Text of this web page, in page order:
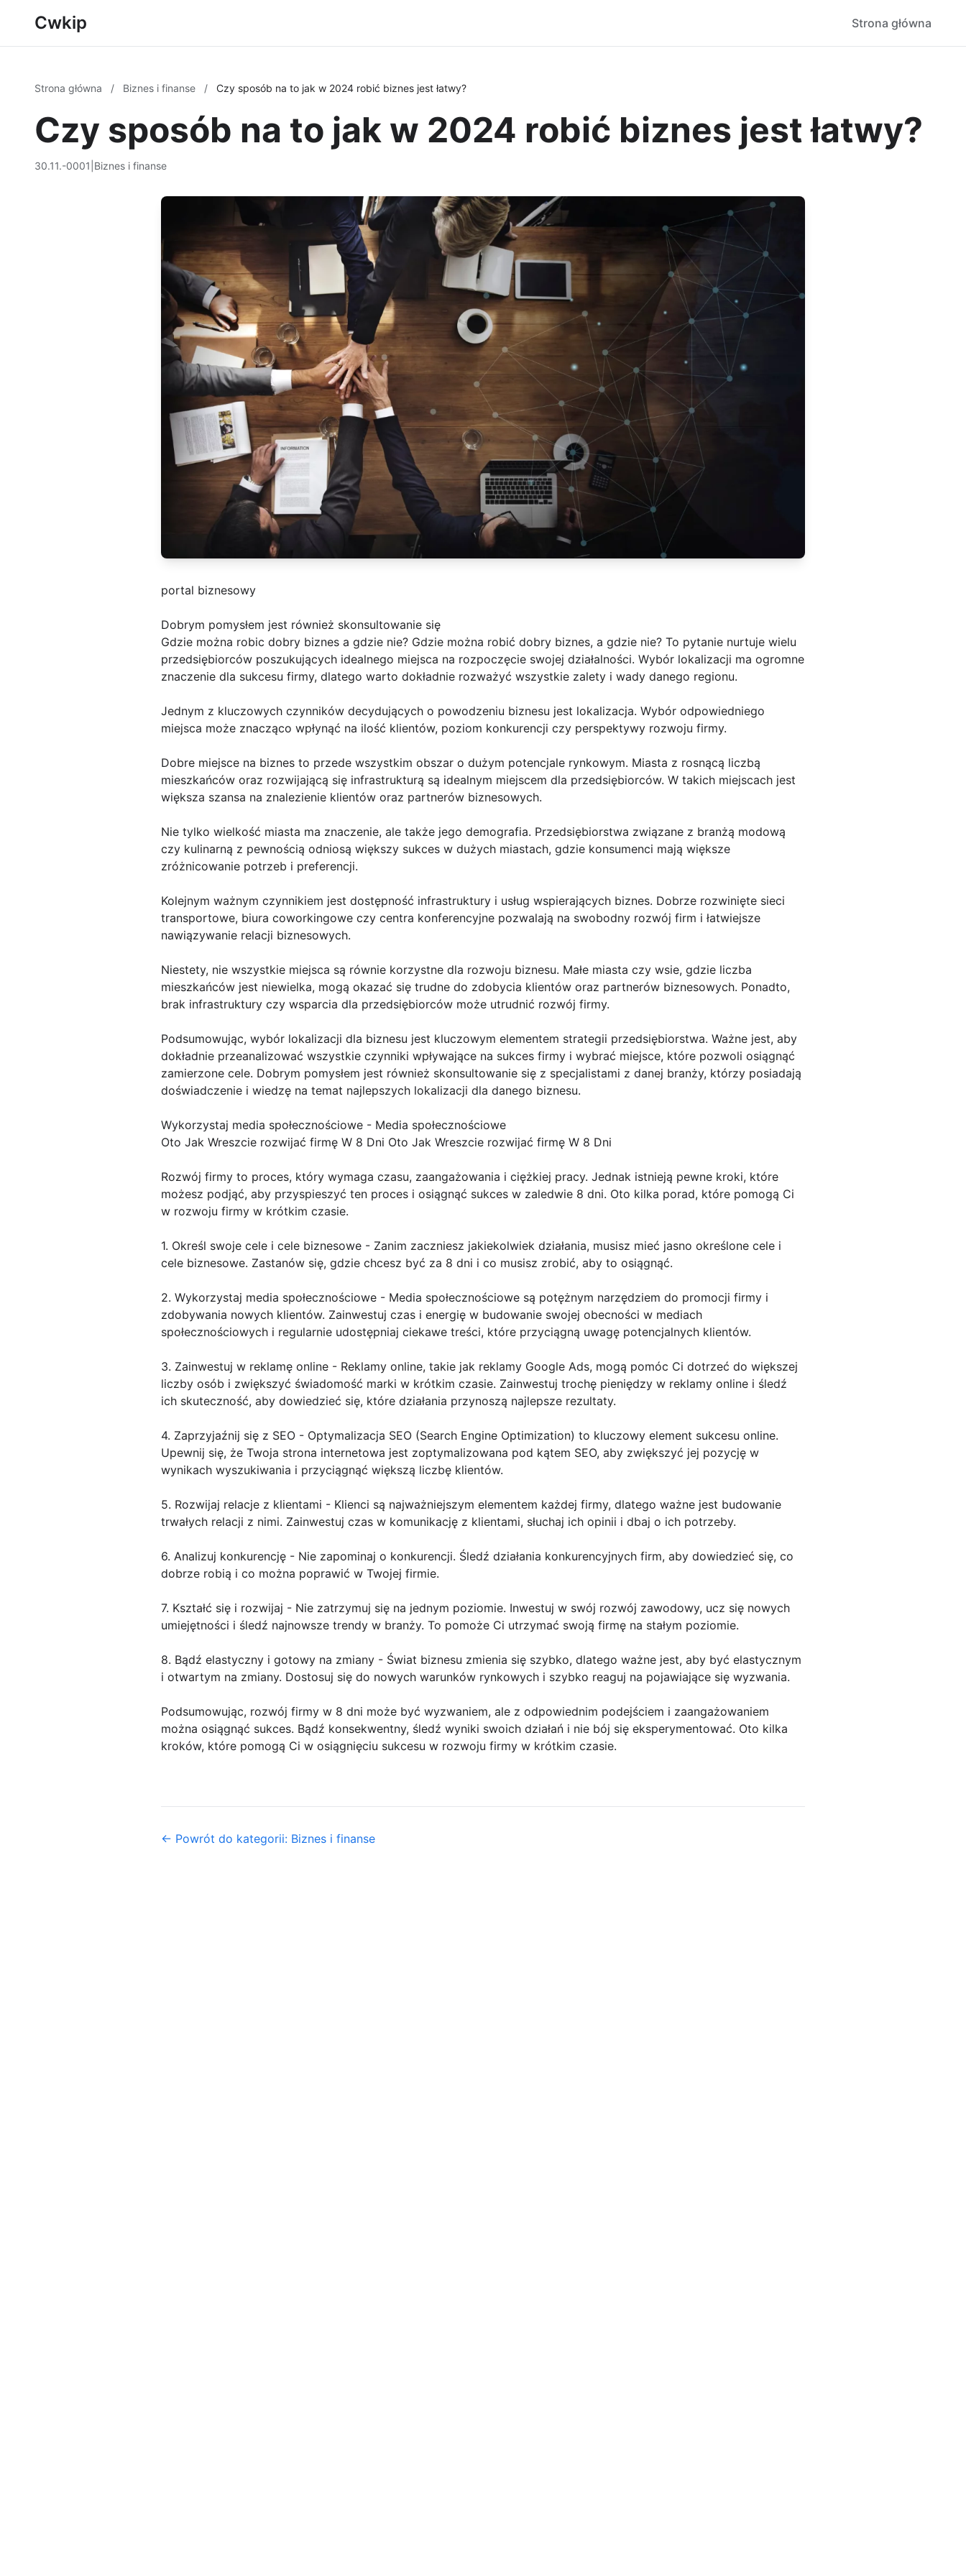
Cwkip Strona główna
Strona główna / Biznes i finanse / Czy sposób na to jak w 2024 robić biznes jest łatwy?
Czy sposób na to jak w 2024 robić biznes jest łatwy?
30.11.-0001 Biznes i finanse
portal biznesowy
Dobrym pomysłem jest również skonsultowanie się
Gdzie można robic dobry biznes a gdzie nie? Gdzie można robić dobry biznes, a gdzie nie? To pytanie nurtuje wielu
przedsiębiorców poszukujących idealnego miejsca na rozpoczęcie swojej działalności. Wybór lokalizacji ma ogromne
znaczenie dla sukcesu firmy, dlatego warto dokładnie rozważyć wszystkie zalety i wady danego regionu.
Jednym z kluczowych czynników decydujących o powodzeniu biznesu jest lokalizacja. Wybór odpowiedniego
miejsca może znacząco wpłynąć na ilość klientów, poziom konkurencji czy perspektywy rozwoju firmy.
Dobre miejsce na biznes to przede wszystkim obszar o dużym potencjale rynkowym. Miasta z rosnącą liczbą
mieszkańców oraz rozwijającą się infrastrukturą są idealnym miejscem dla przedsiębiorców. W takich miejscach jest
większa szansa na znalezienie klientów oraz partnerów biznesowych.
Nie tylko wielkość miasta ma znaczenie, ale także jego demografia. Przedsiębiorstwa związane z branżą modową
czy kulinarną z pewnością odniosą większy sukces w dużych miastach, gdzie konsumenci mają większe
zróżnicowanie potrzeb i preferencji.
Kolejnym ważnym czynnikiem jest dostępność infrastruktury i usług wspierających biznes. Dobrze rozwinięte sieci
transportowe, biura coworkingowe czy centra konferencyjne pozwalają na swobodny rozwój firm i łatwiejsze
nawiązywanie relacji biznesowych.
Niestety, nie wszystkie miejsca są równie korzystne dla rozwoju biznesu. Małe miasta czy wsie, gdzie liczba
mieszkańców jest niewielka, mogą okazać się trudne do zdobycia klientów oraz partnerów biznesowych. Ponadto,
brak infrastruktury czy wsparcia dla przedsiębiorców może utrudnić rozwój firmy.
Podsumowując, wybór lokalizacji dla biznesu jest kluczowym elementem strategii przedsiębiorstwa. Ważne jest, aby
dokładnie przeanalizować wszystkie czynniki wpływające na sukces firmy i wybrać miejsce, które pozwoli osiągnąć
zamierzone cele. Dobrym pomysłem jest również skonsultowanie się z specjalistami z danej branży, którzy posiadają
doświadczenie i wiedzę na temat najlepszych lokalizacji dla danego biznesu.
Wykorzystaj media społecznościowe - Media społecznościowe
Oto Jak Wreszcie rozwijać firmę W 8 Dni Oto Jak Wreszcie rozwijać firmę W 8 Dni
Rozwój firmy to proces, który wymaga czasu, zaangażowania i ciężkiej pracy. Jednak istnieją pewne kroki, które
możesz podjąć, aby przyspieszyć ten proces i osiągnąć sukces w zaledwie 8 dni. Oto kilka porad, które pomogą Ci
w rozwoju firmy w krótkim czasie.
1. Określ swoje cele i cele biznesowe - Zanim zaczniesz jakiekolwiek działania, musisz mieć jasno określone cele i
cele biznesowe. Zastanów się, gdzie chcesz być za 8 dni i co musisz zrobić, aby to osiągnąć.
2. Wykorzystaj media społecznościowe - Media społecznościowe są potężnym narzędziem do promocji firmy i
zdobywania nowych klientów. Zainwestuj czas i energię w budowanie swojej obecności w mediach
społecznościowych i regularnie udostępniaj ciekawe treści, które przyciągną uwagę potencjalnych klientów.
3. Zainwestuj w reklamę online - Reklamy online, takie jak reklamy Google Ads, mogą pomóc Ci dotrzeć do większej
liczby osób i zwiększyć świadomość marki w krótkim czasie. Zainwestuj trochę pieniędzy w reklamy online i śledź
ich skuteczność, aby dowiedzieć się, które działania przynoszą najlepsze rezultaty.
4. Zaprzyjaźnij się z SEO - Optymalizacja SEO (Search Engine Optimization) to kluczowy element sukcesu online.
Upewnij się, że Twoja strona internetowa jest zoptymalizowana pod kątem SEO, aby zwiększyć jej pozycję w
wynikach wyszukiwania i przyciągnąć większą liczbę klientów.
5. Rozwijaj relacje z klientami - Klienci są najważniejszym elementem każdej firmy, dlatego ważne jest budowanie
trwałych relacji z nimi. Zainwestuj czas w komunikację z klientami, słuchaj ich opinii i dbaj o ich potrzeby.
6. Analizuj konkurencję - Nie zapominaj o konkurencji. Śledź działania konkurencyjnych firm, aby dowiedzieć się, co
dobrze robią i co można poprawić w Twojej firmie.
7. Kształć się i rozwijaj - Nie zatrzymuj się na jednym poziomie. Inwestuj w swój rozwój zawodowy, ucz się nowych
umiejętności i śledź najnowsze trendy w branży. To pomoże Ci utrzymać swoją firmę na stałym poziomie.
8. Bądź elastyczny i gotowy na zmiany - Świat biznesu zmienia się szybko, dlatego ważne jest, aby być elastycznym
i otwartym na zmiany. Dostosuj się do nowych warunków rynkowych i szybko reaguj na pojawiające się wyzwania.
Podsumowując, rozwój firmy w 8 dni może być wyzwaniem, ale z odpowiednim podejściem i zaangażowaniem
można osiągnąć sukces. Bądź konsekwentny, śledź wyniki swoich działań i nie bój się eksperymentować. Oto kilka
kroków, które pomogą Ci w osiągnięciu sukcesu w rozwoju firmy w krótkim czasie.
← Powrót do kategorii: Biznes i finanse